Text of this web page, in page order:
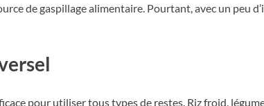
de gaspillage alimentaire. Pourtant, avec un peu
pour utiliser tous types de restes. Riz froid,